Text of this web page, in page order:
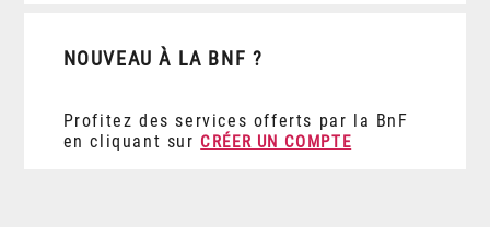
NOUVEAU À LA BNF ?
Profitez des services offerts par la BnF
en cliquant sur CRÉER UN COMPTE